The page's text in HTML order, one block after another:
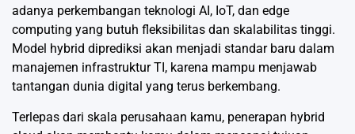
adanya perkembangan teknologi AI, IoT, dan edge
computing yang butuh fleksibilitas dan skalabilitas tinggi.
Model hybrid diprediksi akan menjadi standar baru dalam
manajemen infrastruktur TI, karena mampu menjawab
tantangan dunia digital yang terus berkembang.
Terlepas dari skala perusahaan kamu, penerapan hybrid